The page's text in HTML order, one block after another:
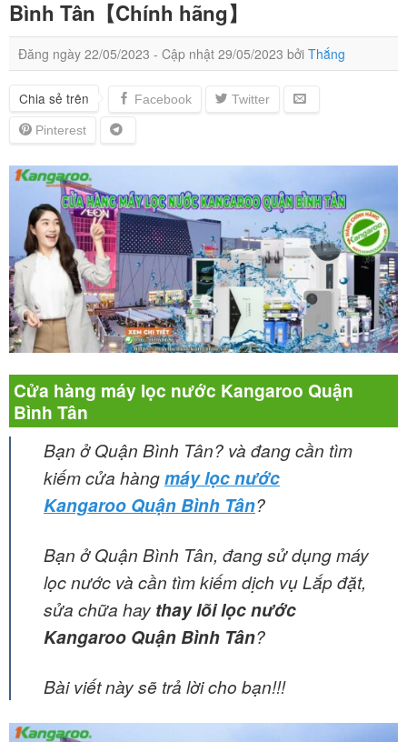
Bình Tân【Chính hãng】
Đăng ngày 22/05/2023 - Cập nhật 29/05/2023 bởi Thắng
Chia sẻ trên
Cửa hàng máy lọc nước Kangaroo Quận
Bình Tân
Bạn ở Quận Bình Tân? và đang cần tìm
kiếm cửa hàngmáy lọc nước
Kangaroo Quận Bình Tân?
Bạn ở Quận Bình Tân, đang sử dụng máy
lọc nước và cần tìm kiếm dịch vụ Lắp đặt,
sửa chữa hay thay lõi lọc nước
Kangaroo Quận Bình Tân?
Bài viết này sẽ trả lời cho bạn!!!